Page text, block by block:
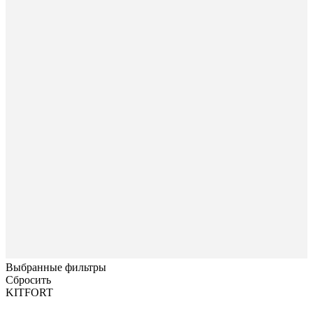
Выбранные фильтры
Сбросить
KITFORT